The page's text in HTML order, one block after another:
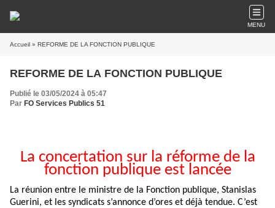
MENU
Accueil » REFORME DE LA FONCTION PUBLIQUE
REFORME DE LA FONCTION PUBLIQUE
Publié le 03/05/2024 à 05:47
Par FO Services Publics 51
La concertation sur la réforme de la
fonction publique est lancée
La réunion entre le ministre de la Fonction publique, Stanislas
Guerini, et les syndicats s’annonce d’ores et déjà tendue. C’est